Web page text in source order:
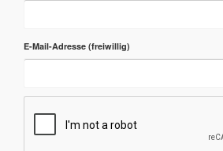
E-Mail-Adresse